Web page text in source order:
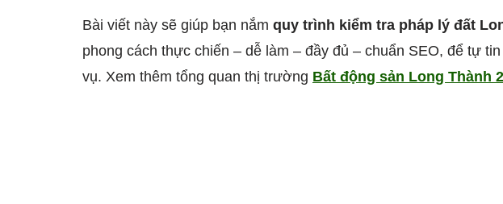
Bài viết này sẽ giúp bạn nắm quy trình kiểm tra pháp lý đất
phong cách thực chiến – dễ làm – đầy đủ – chuẩn SEO, để tự
vụ. Xem thêm tổng quan thị trường Bất động sản Long Thành